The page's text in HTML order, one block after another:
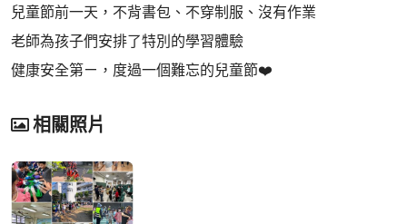
兒童節前一天，不背書包、不穿制服、沒有作業
老師為孩子們安排了特別的學習體驗
健康安全第ㄧ，度過一個難忘的兒童節❤️
相關照片